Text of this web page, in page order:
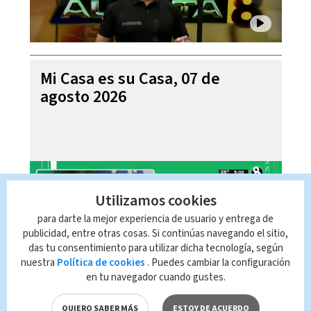
Mi Casa es su Casa, 07 de
agosto 2026
Telediario En Directo con Paula
Utilizamos cookies
para darte la mejor experiencia de usuario y entrega de
publicidad, entre otras cosas. Si continúas navegando el sitio,
das tu consentimiento para utilizar dicha tecnología, según
nuestra Política de cookies . Puedes cambiar la configuración
en tu navegador cuando gustes.
QUIERO SABER MÁS ESTOY DE ACUERDO